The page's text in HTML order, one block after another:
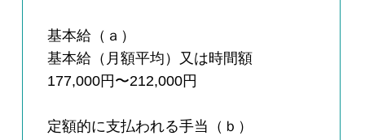
基本給（ａ）
基本給（月額平均）又は時間額
177,000円〜212,000円
定額的に支払われる手当（ｂ）